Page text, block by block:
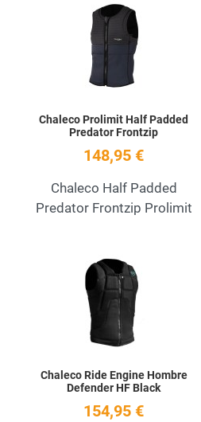
Chaleco Prolimit Half Padded
Predator Frontzip
148,95 €
Chaleco Half Padded
Predator Frontzip Prolimit
Add to Wishlist
Chaleco Ride Engine Hombre
Defender HF Black
154,95 €